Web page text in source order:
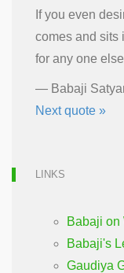
If you even
comes and sits
for any one
— Babaji
Next quote »
LINKS
Babaji on
Babaji's
Gaudiya